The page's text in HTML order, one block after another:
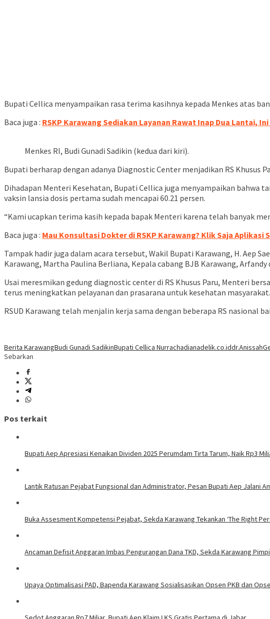
Bupati Cellica menyampaikan rasa terima kasihnya kepada Menkes atas
Baca juga : RSKP Karawang Sediakan Layanan Rawat Inap Dua Lantai,
Menkes RI, Budi Gunadi Sadikin (kedua dari kiri).
Bupati berharap dengan adanya Diagnostic Center menjadikan RS
Dihadapan Menteri Kesehatan, Bupati Cellica juga menyampaikan bahwa
vaksin lansia dosis pertama sudah mencapai 60.21 persen.
“Kami ucapkan terima kasih kepada bapak Menteri karena telah banyak
Baca juga : Mau Konsultasi Dokter di RSKP Karawang? Klik Saja Aplikasi
Tampak hadir juga dalam acara tersebut, Wakil Bupati Karawang, H. Aep
Karawang, Martha Paulina Berliana, Kepala cabang BJB Karawang,
Usai meresmikan gedung diagnostic center di RS Khusus Paru, Menteri
terus meningkatkan pelayanan dan prasarana untuk kesehatan masyarakat.
RSUD Karawang telah menjalin kerja sama dengan beberapa RS nasional
Berita KarawangBudi Gunadi SadikinBupati Cellica Nurrachadianadelik.co.iddr.Anissah
Sebarkan
Pos terkait
Bupati Aep Apresiasi Kenaikan Dividen 2025 Perumdam Tirta Tarum, Naik Rp3
Lantik Ratusan Pejabat Fungsional dan Administrator, Pesan Bupati Aep Jalani
Buka Assesment Kompetensi Pejabat, Sekda Karawang Tekankan ‘The Right
Ancaman Defisit Anggaran Imbas Pengurangan Dana TKD, Sekda Karawang
Upaya Optimalisasi PAD, Bapenda Karawang Sosialisasikan Opsen PKB dan